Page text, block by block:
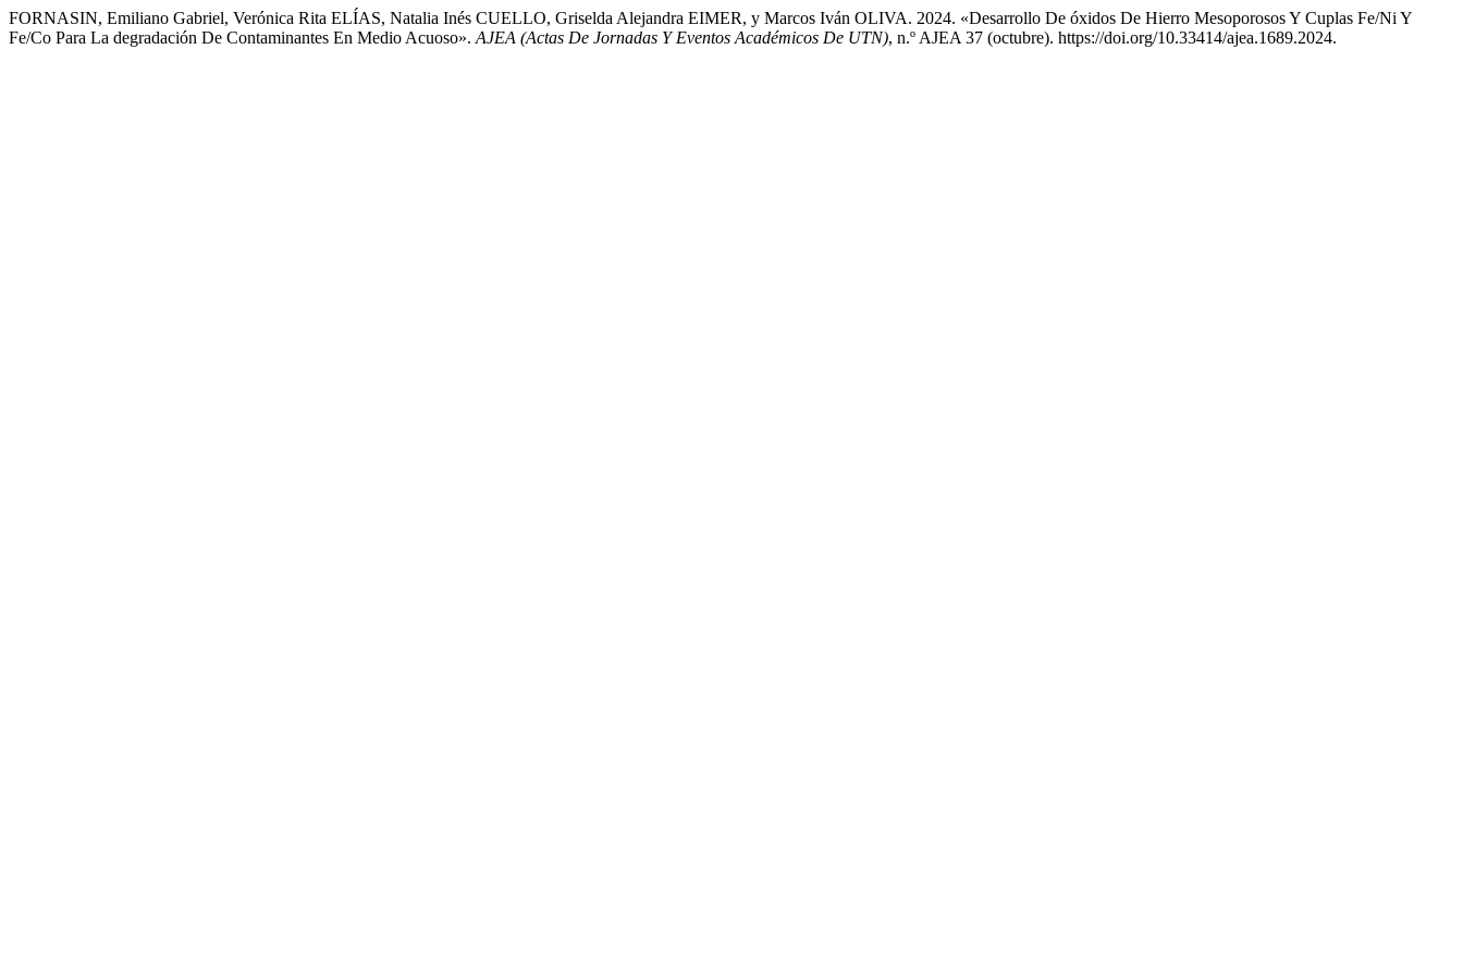
FORNASIN, Emiliano Gabriel, Verónica Rita ELÍAS, Natalia Inés CUELLO, Griselda Alejandra EIMER, y Marcos Iván OLIVA. 2024. «Desarrollo De óxidos De Hierro Mesoporosos Y Cuplas Fe/Ni Y
Fe/Co Para La degradación De Contaminantes En Medio Acuoso». AJEA (Actas De Jornadas Y Eventos Académicos De UTN), n.º AJEA 37 (octubre). https://doi.org/10.33414/ajea.1689.2024.